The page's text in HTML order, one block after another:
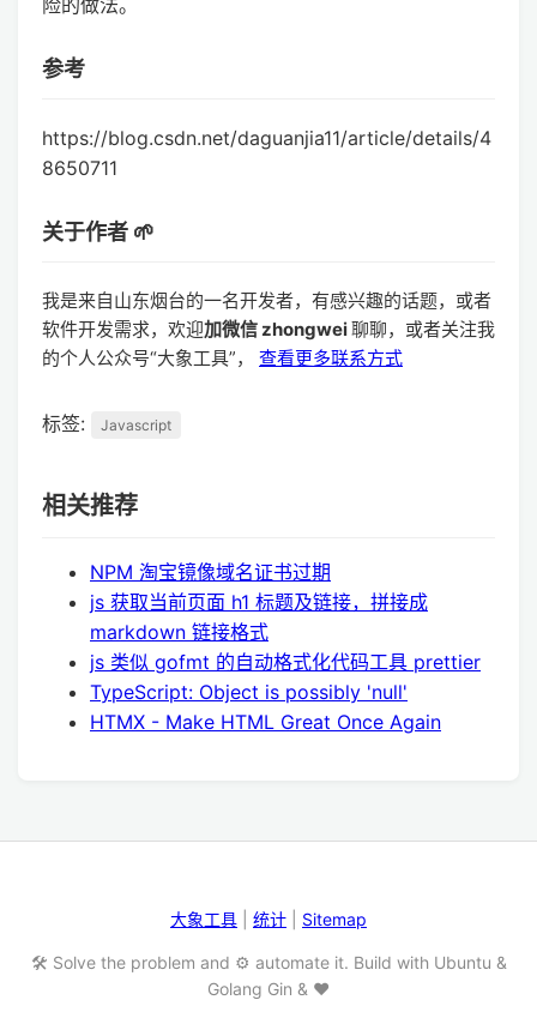
参考
https://blog.csdn.net/daguanjia11/article/details/4
8650711
关于作者 🌱
我是来自山东烟台的一名开发者，有感兴趣的话题，或者
软件开发需求，欢迎加微信 zhongwei聊聊，或者关注我
的个人公众号“大象工具”， 查看更多联系方式
标签: Javascript
相关推荐
NPM 淘宝镜像域名证书过期
js 获取当前页面 h1 标题及链接，拼接成
markdown 链接格式
js 类似 gofmt 的自动格式化代码工具 prettier
TypeScript: Object is possibly 'null'
HTMX - Make HTML Great Once Again
大象工具 统计 Sitemap
🛠️ Solve the problem and ⚙️ automate it. Build with Ubuntu &
Golang Gin & ❤️